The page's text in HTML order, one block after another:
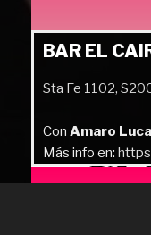
BAR EL
Sta Fe 1102,
Con Amaro
Más info en: